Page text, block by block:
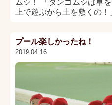
ムシ！ 「ダンゴムシは草
上で遊ぶから土を敷くの
プール楽しかったね！
2019.04.16